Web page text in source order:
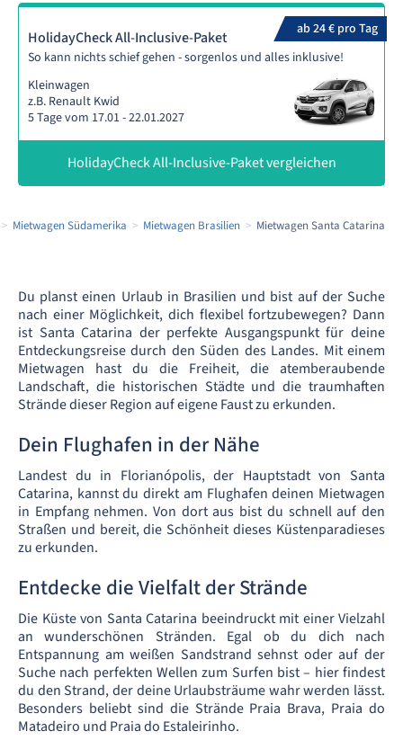
ab 24 € pro Tag
HolidayCheck All-Inclusive-Paket
So kann nichts schief gehen - sorgenlos und alles inklusive!
Kleinwagen
z.B. Renault Kwid
5 Tage vom 17.01 - 22.01.2027
HolidayCheck All-Inclusive-Paket vergleichen
Mietwagen Südamerika Mietwagen Brasilien Mietwagen Santa Catarina
Du planst einen Urlaub in Brasilien und bist auf der Suche
nach einer Möglichkeit, dich flexibel fortzubewegen? Dann
ist Santa Catarina der perfekte Ausgangspunkt für deine
Entdeckungsreise durch den Süden des Landes. Mit einem
Mietwagen hast du die Freiheit, die atemberaubende
Landschaft, die historischen Städte und die traumhaften
Strände dieser Region auf eigene Faust zu erkunden.
Dein Flughafen in der Nähe
Landest du in Florianópolis, der Hauptstadt von Santa
Catarina, kannst du direkt am Flughafen deinen Mietwagen
in Empfang nehmen. Von dort aus bist du schnell auf den
Straßen und bereit, die Schönheit dieses Küstenparadieses
zu erkunden.
Entdecke die Vielfalt der Strände
Die Küste von Santa Catarina beeindruckt mit einer Vielzahl
an wunderschönen Stränden. Egal ob du dich nach
Entspannung am weißen Sandstrand sehnst oder auf der
Suche nach perfekten Wellen zum Surfen bist – hier findest
du den Strand, der deine Urlaubsträume wahr werden lässt.
Besonders beliebt sind die Strände Praia Brava, Praia do
Matadeiro und Praia do Estaleirinho.